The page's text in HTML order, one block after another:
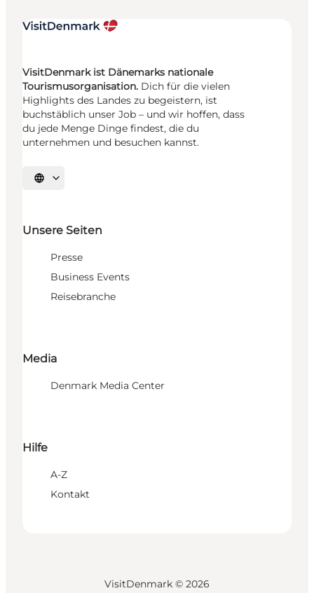
VisitDenmark ist Dänemarks nationale
Tourismusorganisation. Dich für die vielen
Highlights des Landes zu begeistern, ist
buchstäblich unser Job – und wir hoffen, dass
du jede Menge Dinge findest, die du
unternehmen und besuchen kannst.
Sprache auswählen
Unsere Seiten
Presse
Business Events
Reisebranche
Media
Denmark Media Center
Hilfe
A-Z
Kontakt
VisitDenmark © 2026